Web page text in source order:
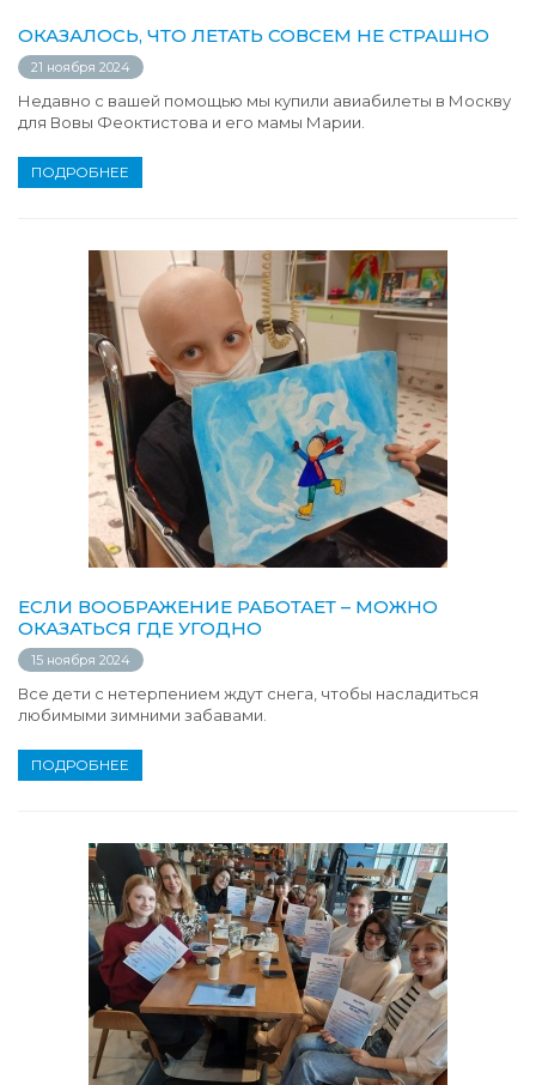
ОКАЗАЛОСЬ, ЧТО ЛЕТАТЬ СОВСЕМ НЕ СТРАШНО
21 ноября 2024
Недавно с вашей помощью мы купили авиабилеты в Москву
для Вовы Феоктистова и его мамы Марии.
ПОДРОБНЕЕ
ЕСЛИ ВООБРАЖЕНИЕ РАБОТАЕТ – МОЖНО
ОКАЗАТЬСЯ ГДЕ УГОДНО
15 ноября 2024
Все дети с нетерпением ждут снега, чтобы насладиться
любимыми зимними забавами.
ПОДРОБНЕЕ